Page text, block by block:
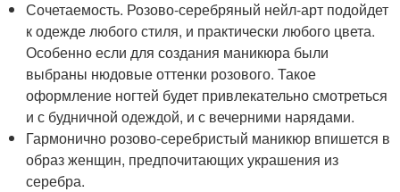
Сочетаемость. Розово-серебряный нейл-арт подойдет
к одежде любого стиля, и практически любого цвета.
Особенно если для создания маникюра были
выбраны нюдовые оттенки розового. Такое
оформление ногтей будет привлекательно смотреться
и с будничной одеждой, и с вечерними нарядами.
Гармонично розово-серебристый маникюр впишется в
образ женщин, предпочитающих украшения из
серебра.